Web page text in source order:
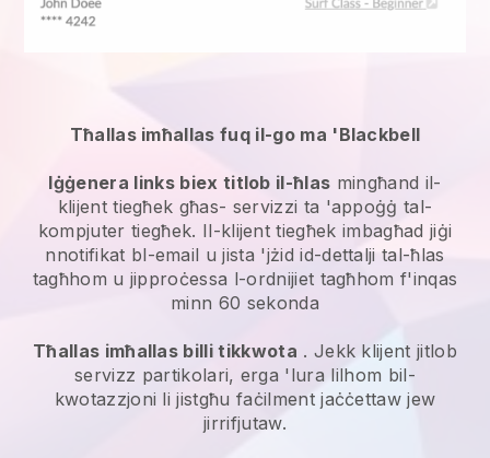
Tħallas imħallas fuq il-go ma 'Blackbell
Iġġenera links biex titlob il-ħlas mingħand il-
klijent tiegħek għas- servizzi ta 'appoġġ tal-
kompjuter tiegħek. Il-klijent tiegħek imbagħad jiġi
nnotifikat bl-email u jista 'jżid id-dettalji tal-ħlas
tagħhom u jipproċessa l-ordnijiet tagħhom f'inqas
minn 60 sekonda
Tħallas imħallas billi tikkwota . Jekk klijent jitlob
servizz partikolari, erga 'lura lilhom bil-
kwotazzjoni li jistgħu faċilment jaċċettaw jew
jirrifjutaw.